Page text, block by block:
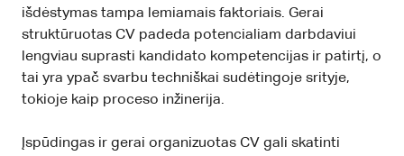
išdėstymas tampa lemiamais faktoriais. Gerai
struktūruotas CV padeda potencialiam darbdaviui
lengviau suprasti kandidato kompetencijas ir patirtį, o
tai yra ypač svarbu techniškai sudėtingoje srityje,
tokioje kaip proceso inžinerija.
Įspūdingas ir gerai organizuotas CV gali skatinti